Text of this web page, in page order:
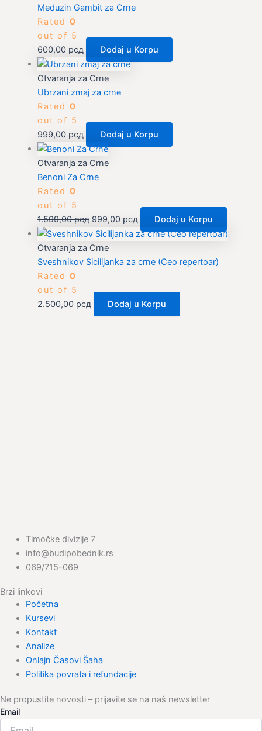
Meduzin Gambit za Crne
Rated 0
out of 5
600,00 рсд Dodaj u Korpu
Otvaranja za Crne
Ubrzani zmaj za crne
Rated 0
out of 5
999,00 рсд Dodaj u Korpu
Otvaranja za Crne
Benoni Za Crne
Rated 0
out of 5
1.599,00рсд 999,00 рсд Dodaj u Korpu
Otvaranja za Crne
Sveshnikov Sicilijanka za crne (Ceo repertoar)
Rated 0
out of 5
2.500,00 рсд Dodaj u Korpu
Timočke divizije 7
info@budipobednik.rs
069/715-069
Brzi linkovi
Početna
Kursevi
Kontakt
Analize
Onlajn Časovi Šaha
Politika povrata i refundacije
Ne propustite novosti – prijavite se na naš newsletter
Email